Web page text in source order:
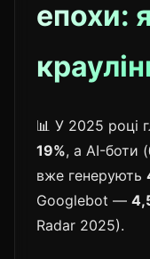
епохи:
📊 У 2025 році
19%, а AI-боти
вже генерують
Googlebot —
Radar 2025).